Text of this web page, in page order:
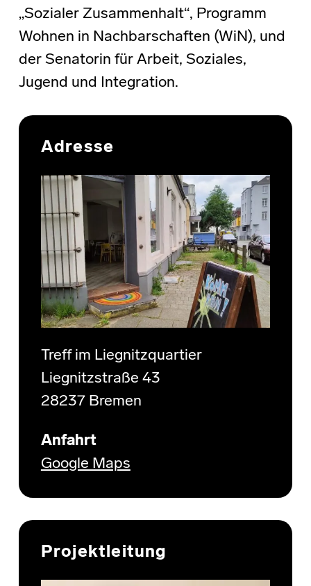
„Sozialer Zusammenhalt“, Programm
Wohnen in Nachbarschaften (WiN), und
der Senatorin für Arbeit, Soziales,
Jugend und Integration.
Skip back to main navigation
Adresse
Treff im Liegnitzquartier
Liegnitzstraße 43
28237 Bremen
Anfahrt
Google Maps
Projektleitung